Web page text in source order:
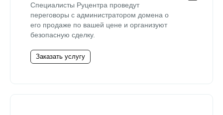
Специалисты Руцентра проведут
переговоры с администратором домена о
его продаже по вашей цене и организуют
безопасную сделку.
Заказать услугу